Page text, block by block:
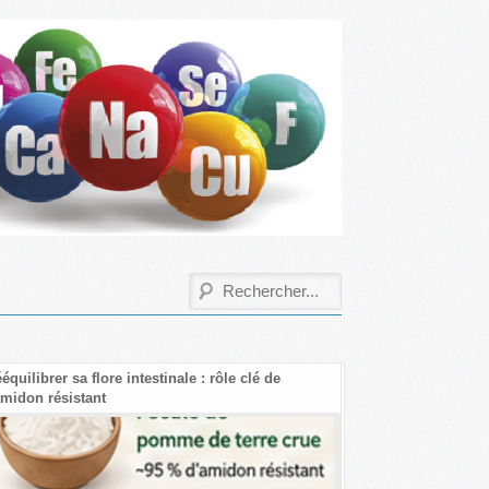
sa flore intestinale : rôle clé de
résistant